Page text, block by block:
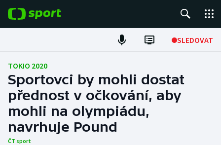
SLEDOVAT
Fotbal
Hokej
Tenis
Atletika
TOKIO 2020
Sportovci by mohli dostat
přednost v očkování, aby
mohli na olympiádu,
navrhuje Pound
ČT sport